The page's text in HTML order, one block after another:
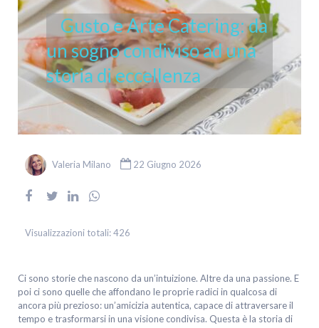
Gusto e Arte Catering: da
un sogno condiviso ad una
storia di eccellenza
Valeria Milano 22 Giugno 2026
Visualizzazioni totali:426
Ci sono storie che nascono da un’intuizione. Altre da una passione. E
poi ci sono quelle che affondano le proprie radici in qualcosa di
ancora più prezioso: un’amicizia autentica, capace di attraversare il
tempo e trasformarsi in una visione condivisa. Questa è la storia di